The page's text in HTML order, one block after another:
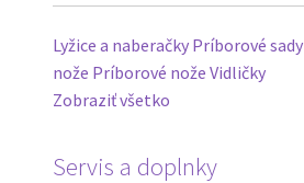
Lyžice a naberačky Príborové sady
nože Príborové nože Vidličky
Zobraziť všetko
Servis a doplnky